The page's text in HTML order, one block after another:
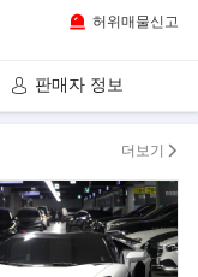
모델의 경우 트렁크
떨어진다는 이유로 승
산하여 완전히 라인업
허위매물신고
판매자 정보
더보기